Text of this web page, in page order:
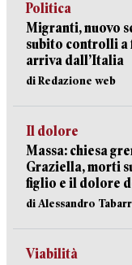
Politica
Migranti, nuovo
subito controlli
arriva dall’Italia
di Redazione web
Il dolore
Massa: chiesa
Graziella, morti
figlio e il dolore
di Alessandro
Viabilità